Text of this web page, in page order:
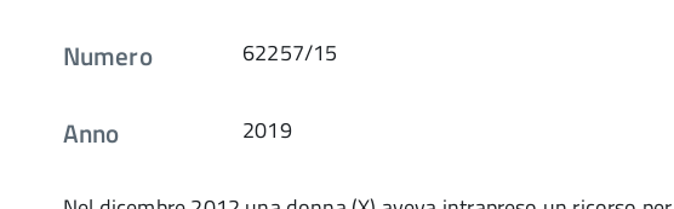
Numero 62257/15
Anno 2019